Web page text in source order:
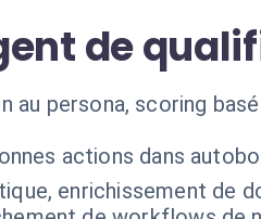
de
au persona, scoring
actions dans
enrichissement de